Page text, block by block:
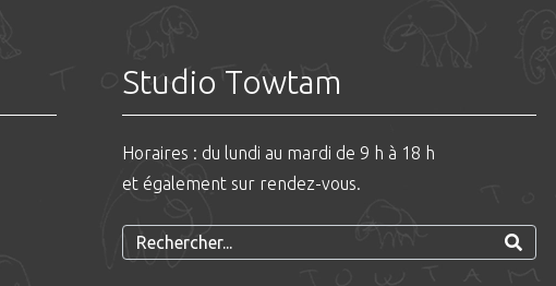
Studio Towtam
Horaires : du lundi au mardi de 9 h à 18 h
et également sur rendez-vous.